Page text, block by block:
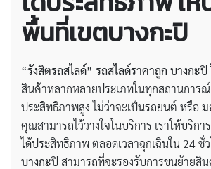
พื้นที่เขตบางกะปิ
“รังสิตรถสไลด์” รถสไลด์ราคาถูก บางกะปิ
สินค้าหลากหลายประเภทในทุกสถานการ
ประสิทธิภาพสูง ไม่ว่าจะเป็นรถยนต์ หรือ
คุณสามารถไว้วางใจในบริการ เราให้บริกา
ได้ประสิทธิภาพ ตลอดเวลาฉุกเฉินใน 24 ชั่
บางกะปิสามารถที่จะรองรับการขนย้ายสิ